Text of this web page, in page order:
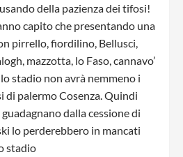
della pazienza dei tifosi!
capito che presentando una
pirrello, fiordilino, Bellusci,
mazzotta, lo Faso, cannavo’
stadio non avrà nemmeno i
di palermo Cosenza. Quindi
dalla cessione di
lo perderebbero in mancati
stadio